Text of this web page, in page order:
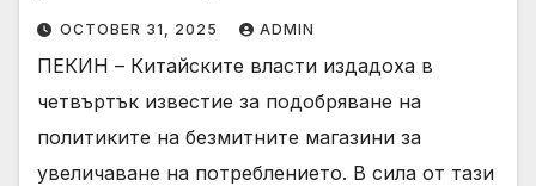
OCTOBER 31, 2025 ADMIN
ПЕКИН – Китайските власти издадоха в
четвъртък известие за подобряване на
политиките на безмитните магазини за
увеличаване на потреблението. В сила от тази